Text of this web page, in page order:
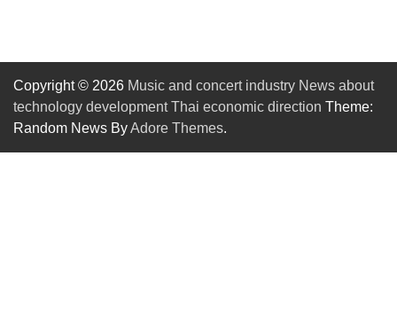
Copyright © 2026 Music and concert industry News about
technology development Thai economic direction Theme:
Random News ByAdore Themes.